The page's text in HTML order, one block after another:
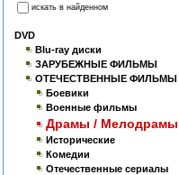
искать в найденном
DVD
Blu-ray диски
ЗАРУБЕЖНЫЕ ФИЛЬМЫ
ОТЕЧЕСТВЕННЫЕ ФИЛЬМЫ
Боевики
Военные фильмы
Драмы / Мелодрамы
Исторические
Комедии
Отечественные сериалы